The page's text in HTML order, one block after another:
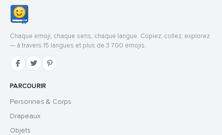
Chaque emoji, chaque sens, chaque langue. Copiez, collez, explorez
— à travers 15 langues et plus de 3 700 emojis.
PARCOURIR
Personnes & Corps
Drapeaux
Objets